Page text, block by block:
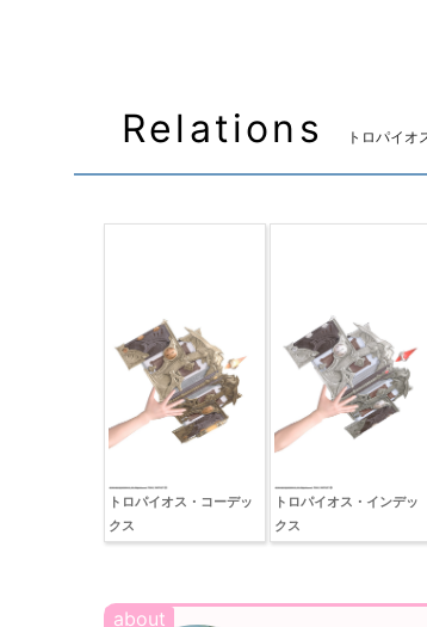
Relations トロパイオ
トロパイオス・コーデッ
クス
トロパイオス・インデッ
クス